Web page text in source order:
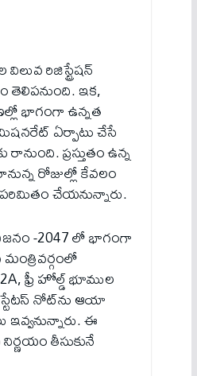
రిజిస్ట్రేషన్
తెలిపనుంది. ఇక,
భాగంగా ఉన్నత
ఏర్పాటు చేసే
ప్రస్తుతం ఉన్న
రోజుల్లో కేవలం
పరిమితం చేయనున్నారు.
-2047 లో భాగంగా
ఫ్రీ హోల్డ్ భూముల
స్టేటస్ నోట్‌ను ఆయా
ఇవ్వనున్నారు. ఈ
తీసుకునే